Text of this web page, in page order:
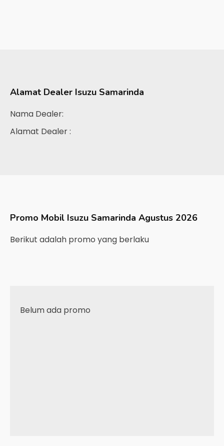
Alamat Dealer Isuzu Samarinda
Nama Dealer:
Alamat Dealer :
Promo Mobil Isuzu Samarinda Agustus 2026
Berikut adalah promo yang berlaku
Belum ada promo